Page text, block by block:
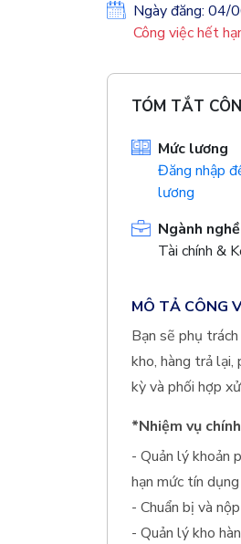
Ngày đăng: 04/
Công việc hết
TÓM TẮT
Mức lương
Đăng nhập
lương
Ngành nghề
Tài chính &
MÔ TẢ CÔNG
Bạn sẽ phụ
kho, hàng trả lại,
kỳ và phối hợp
*Nhiệm vụ chính
- Quản lý khoản
hạn mức tín
- Chuẩn bị và
- Quản lý kho